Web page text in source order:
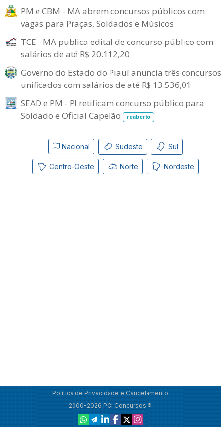
PM e CBM - MA abrem concursos públicos com
vagas para Praças, Soldados e Músicos
TCE - MA publica edital de concurso público com
salários de até R$ 20.112,20
Governo do Estado do Piauí anuncia três concursos
unificados com salários de até R$ 13.536,01
SEAD e PM - PI retificam concurso público para
Soldado e Oficial Capelão
reaberto
Nacional Sudeste Sul
Centro-Oeste Norte Nordeste
Política de Privacidade e Cancelamento
2000-2026 PCI Concursos ®